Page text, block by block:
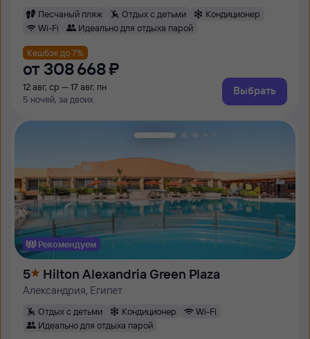
Песчаный пляж Отдых с детьми
Кондиционер
Wi-Fi
Идеально для отдыха парой
Кешбэк до 7%
от 308 ⁠668 ⁠₽
12 авг, ср — 17 авг, пн
5 ночей, за двоих
Выбрать
Рекомендуем
5 Hilton Alexandria Green Plaza
Александрия, Египет
Отдых с детьми Кондиционер
Wi-Fi
Идеально для отдыха парой